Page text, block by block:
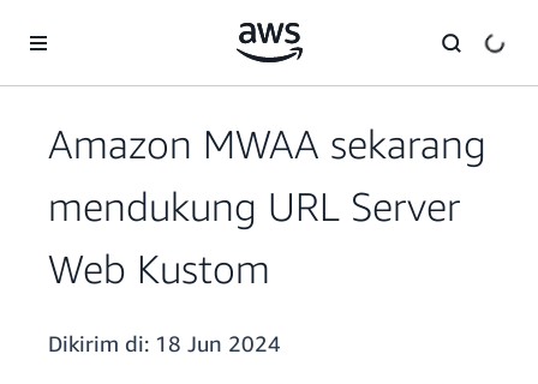
Amazon MWAA sekarang
mendukung URL Server
Web Kustom
Dikirim di: 18 Jun 2024